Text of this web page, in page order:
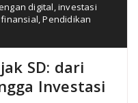
digital,investasi
,Pendidikan
SD: dari
Investasi